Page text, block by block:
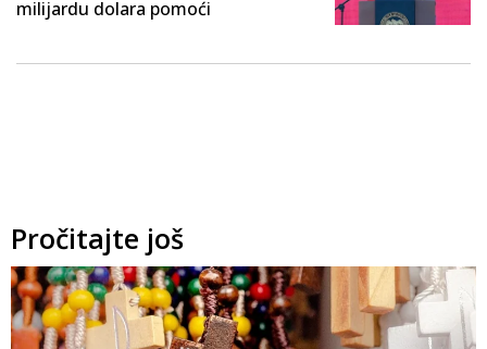
milijardu dolara pomoći
Pročitajte još